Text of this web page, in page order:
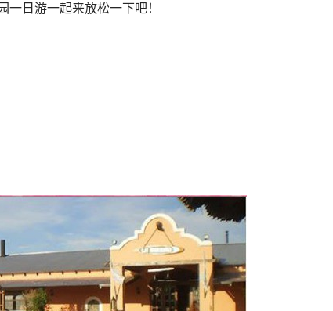
日游一起来放松一下吧！